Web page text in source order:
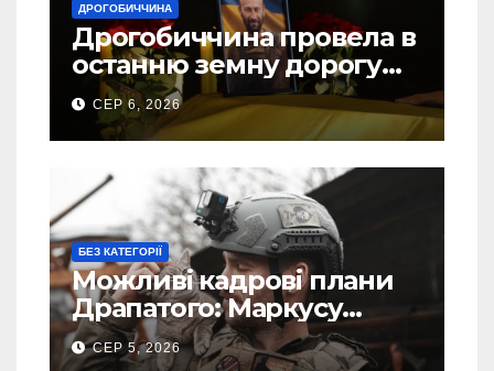
ДРОГОБИЧЧИНА
Дрогобиччина провела в
останню земну дорогу
свого Захисника – Олега
Торського
СЕР 6, 2026
БЕЗ КАТЕГОРІЇ
Можливі кадрові плани
Драпатого: Маркусу
пророкують важливу
посаду у ЗСУ
СЕР 5, 2026